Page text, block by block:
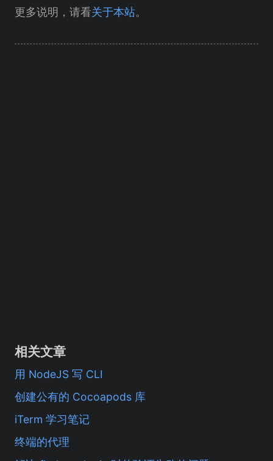
更多说明，请看关于本站。
相关文章
用 NodeJS 写 CLI
创建公有的 Cocoapods 库
iTerm 学习笔记
终端的代理